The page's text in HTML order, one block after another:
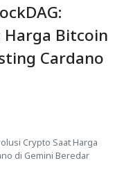
Bitcoin
Cardano
Crypto Saat Harga
di Gemini Beredar